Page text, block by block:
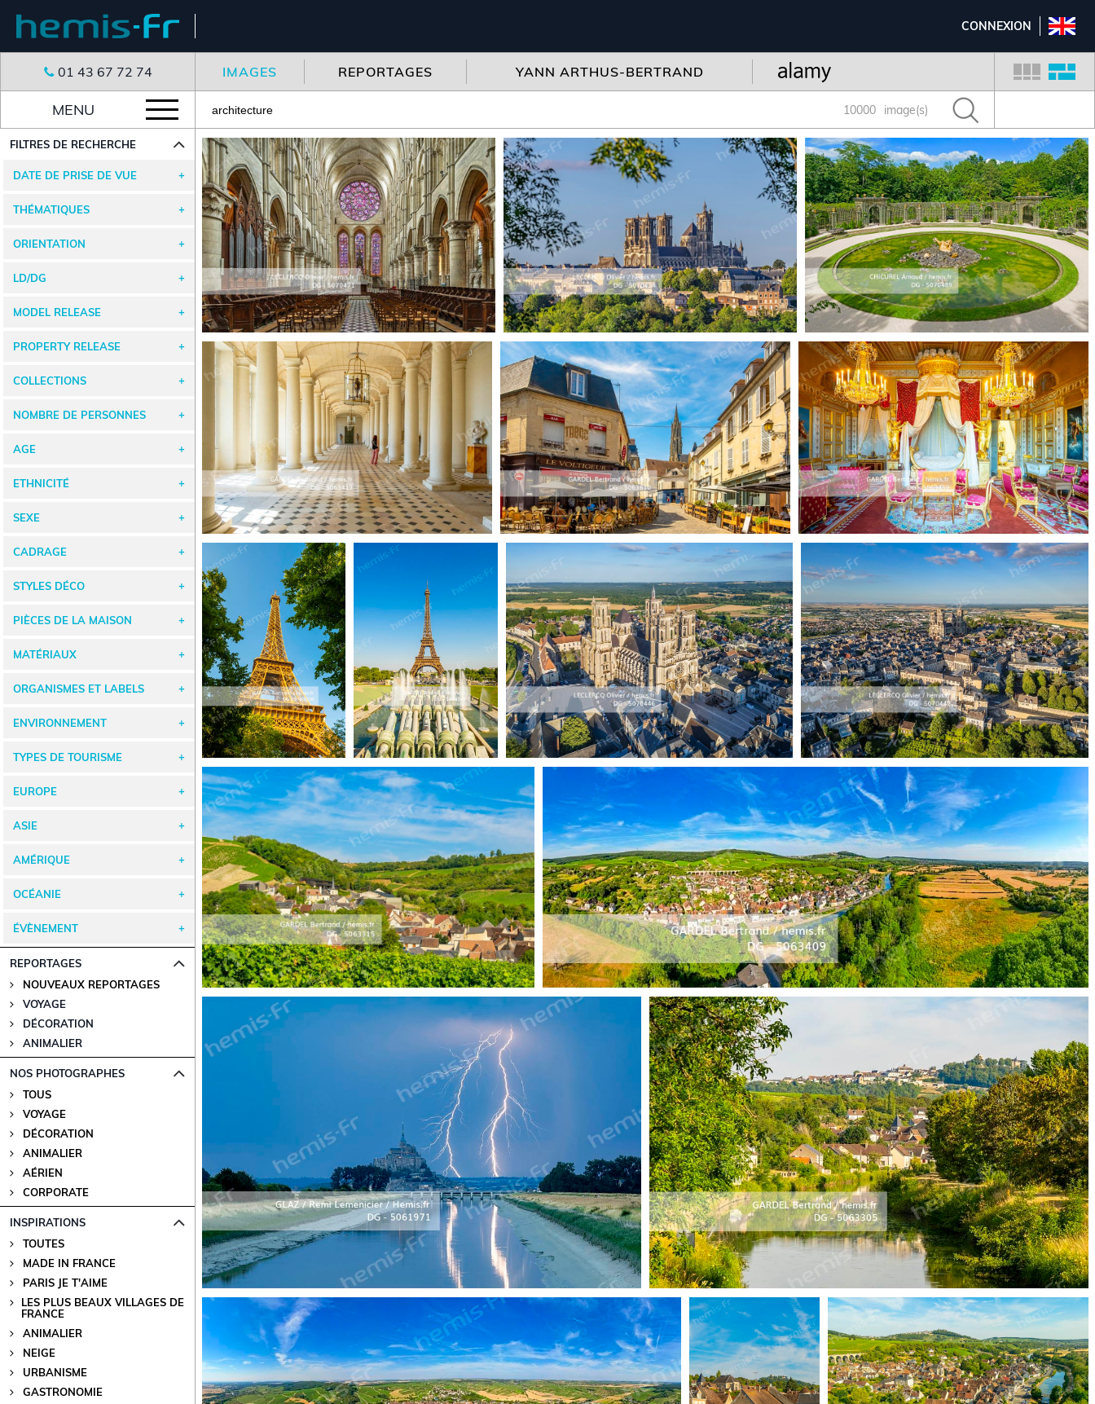
CONNEXION
01 43 67 72 74
MENU
FILTRES DE RECHERCHE
DATE DE PRISE DE VUE
THÉMATIQUES
ORIENTATION
LD/DG
MODEL RELEASE
PROPERTY RELEASE
COLLECTIONS
NOMBRE DE PERSONNES
AGE
ETHNICITÉ
SEXE
CADRAGE
STYLES DÉCO
PIÈCES DE LA MAISON
MATÉRIAUX
ORGANISMES ET LABELS
ENVIRONNEMENT
TYPES DE TOURISME
EUROPE
ASIE
AMÉRIQUE
OCÉANIE
ÉVÈNEMENT
REPORTAGES
NOUVEAUX REPORTAGES
VOYAGE
DÉCORATION
ANIMALIER
NOS PHOTOGRAPHES
TOUS
VOYAGE
DÉCORATION
ANIMALIER
AÉRIEN
CORPORATE
INSPIRATIONS
TOUTES
MADE IN FRANCE
PARIS JE T'AIME
LES PLUS BEAUX VILLAGES DE
FRANCE
ANIMALIER
NEIGE
URBANISME
GASTRONOMIE
IMAGES REPORTAGES YANN ARTHUS-BERTRAND
10000 image(s)